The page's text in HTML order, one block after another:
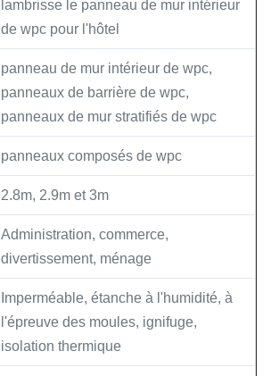
lambrisse le panneau de mur intérieur
de wpc pour l'hôtel
panneau de mur intérieur de wpc,
panneaux de barrière de wpc,
panneaux de mur stratifiés de wpc
panneaux composés de wpc
2.8m, 2.9m et 3m
Administration, commerce,
divertissement, ménage
Imperméable, étanche à l'humidité, à
l'épreuve des moules, ignifuge,
isolation thermique